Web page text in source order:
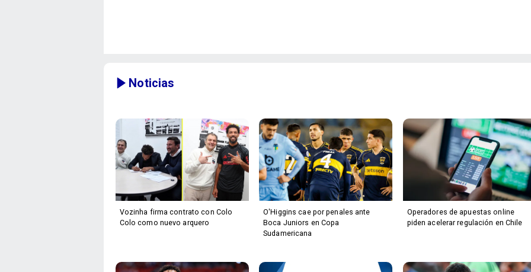
Noticias
Vozinha firma contrato con Colo
Colo como nuevo arquero
O'Higgins cae por penales ante
Boca Juniors en Copa
Sudamericana
Operadores de apuestas online
piden acelerar regulación en Chile